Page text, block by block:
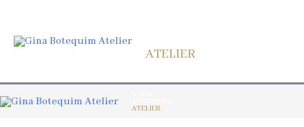
ATELIER
ATELIER